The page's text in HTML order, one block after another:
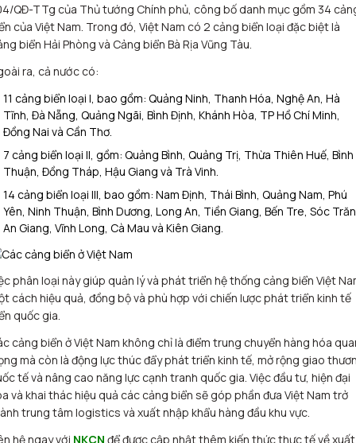
QĐ-TTg của Thủ tướng Chính phủ, công bố danh mục gồm 34
của Việt Nam. Trong đó, Việt Nam có 2 cảng biển loại đặc biệt là
biển Hải Phòng và Cảng biển Bà Rịa Vũng Tàu.
ra, cả nước có:
11 cảng biển loại I, bao gồm: Quảng Ninh, Thanh Hóa, Nghệ An, Hà
Tĩnh, Đà Nẵng, Quảng Ngãi, Bình Định, Khánh Hòa, TP Hồ Chí Minh,
Đồng Nai và Cần Thơ.
7 cảng biển loại II, gồm: Quảng Bình, Quảng Trị, Thừa Thiên Huế, Bình
Thuận, Đồng Tháp, Hậu Giang và Trà Vinh.
14 cảng biển loại III, bao gồm: Nam Định, Thái Bình, Quảng Nam, Phú
Yên, Ninh Thuận, Bình Dương, Long An, Tiền Giang, Bến Tre, Sóc
An Giang, Vĩnh Long, Cà Mau và Kiên Giang.
phân loại này giúp quản lý và phát triển hệ thống cảng biển Việt
cách hiệu quả, đồng bộ và phù hợp với chiến lược phát triển kinh tế
quốc gia.
cảng biển ở Việt Nam không chỉ là điểm trung chuyển hàng hóa
mà còn là động lực thúc đẩy phát triển kinh tế, mở rộng giao
tế và nâng cao năng lực cạnh tranh quốc gia. Việc đầu tư, hiện đại
và khai thác hiệu quả các cảng biển sẽ góp phần đưa Việt Nam trở
trung tâm logistics và xuất nhập khẩu hàng đầu khu vực.
hệ ngay với NKCN để được cập nhật thêm kiến thức thực tế về xuất